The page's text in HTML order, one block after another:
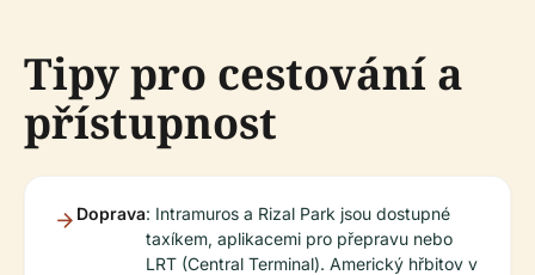
Tipy pro cestování a
přístupnost
Doprava: Intramuros a Rizal Park jsou dostupné
taxíkem, aplikacemi pro přepravu nebo
LRT (Central Terminal). Americký hřbitov v